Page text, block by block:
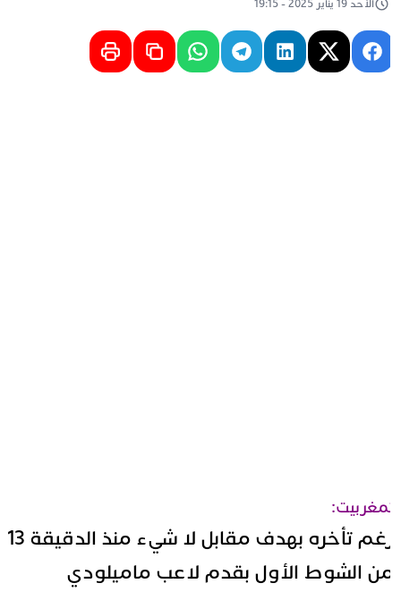
الأحد 19 يناير 2025 - 19:15
رغم تأخره بهدف مقابل لا شيء منذ الدقيقة 13
الشوط الأول بقدم لاعب ماميلودي